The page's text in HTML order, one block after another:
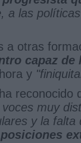
, a las
a otras
capaz de
y
reconocido
muy
y la